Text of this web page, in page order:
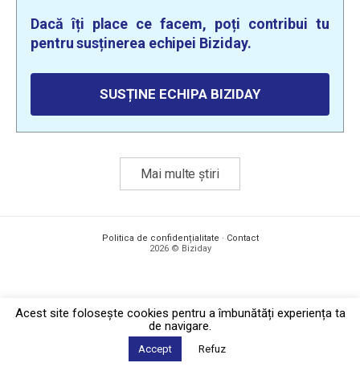
Dacă îți place ce facem, poți contribui tu
pentru susținerea echipei Biziday.
SUSȚINE ECHIPA BIZIDAY
Mai multe știri
Politica de confidențialitate · Contact
2026 © Biziday
Acest site foloseşte cookies pentru a îmbunătăți experiența ta
de navigare.
Accept Refuz